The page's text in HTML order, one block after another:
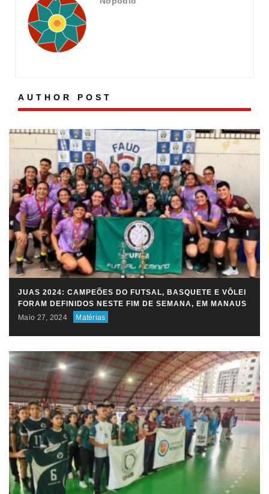
AUTHOR POST
JUAS 2024: CAMPEÕES DO FUTSAL, BASQUETE E VÔLEI
FORAM DEFINIDOS NESTE FIM DE SEMANA, EM MANAUS
Maio 27, 2024
Matérias